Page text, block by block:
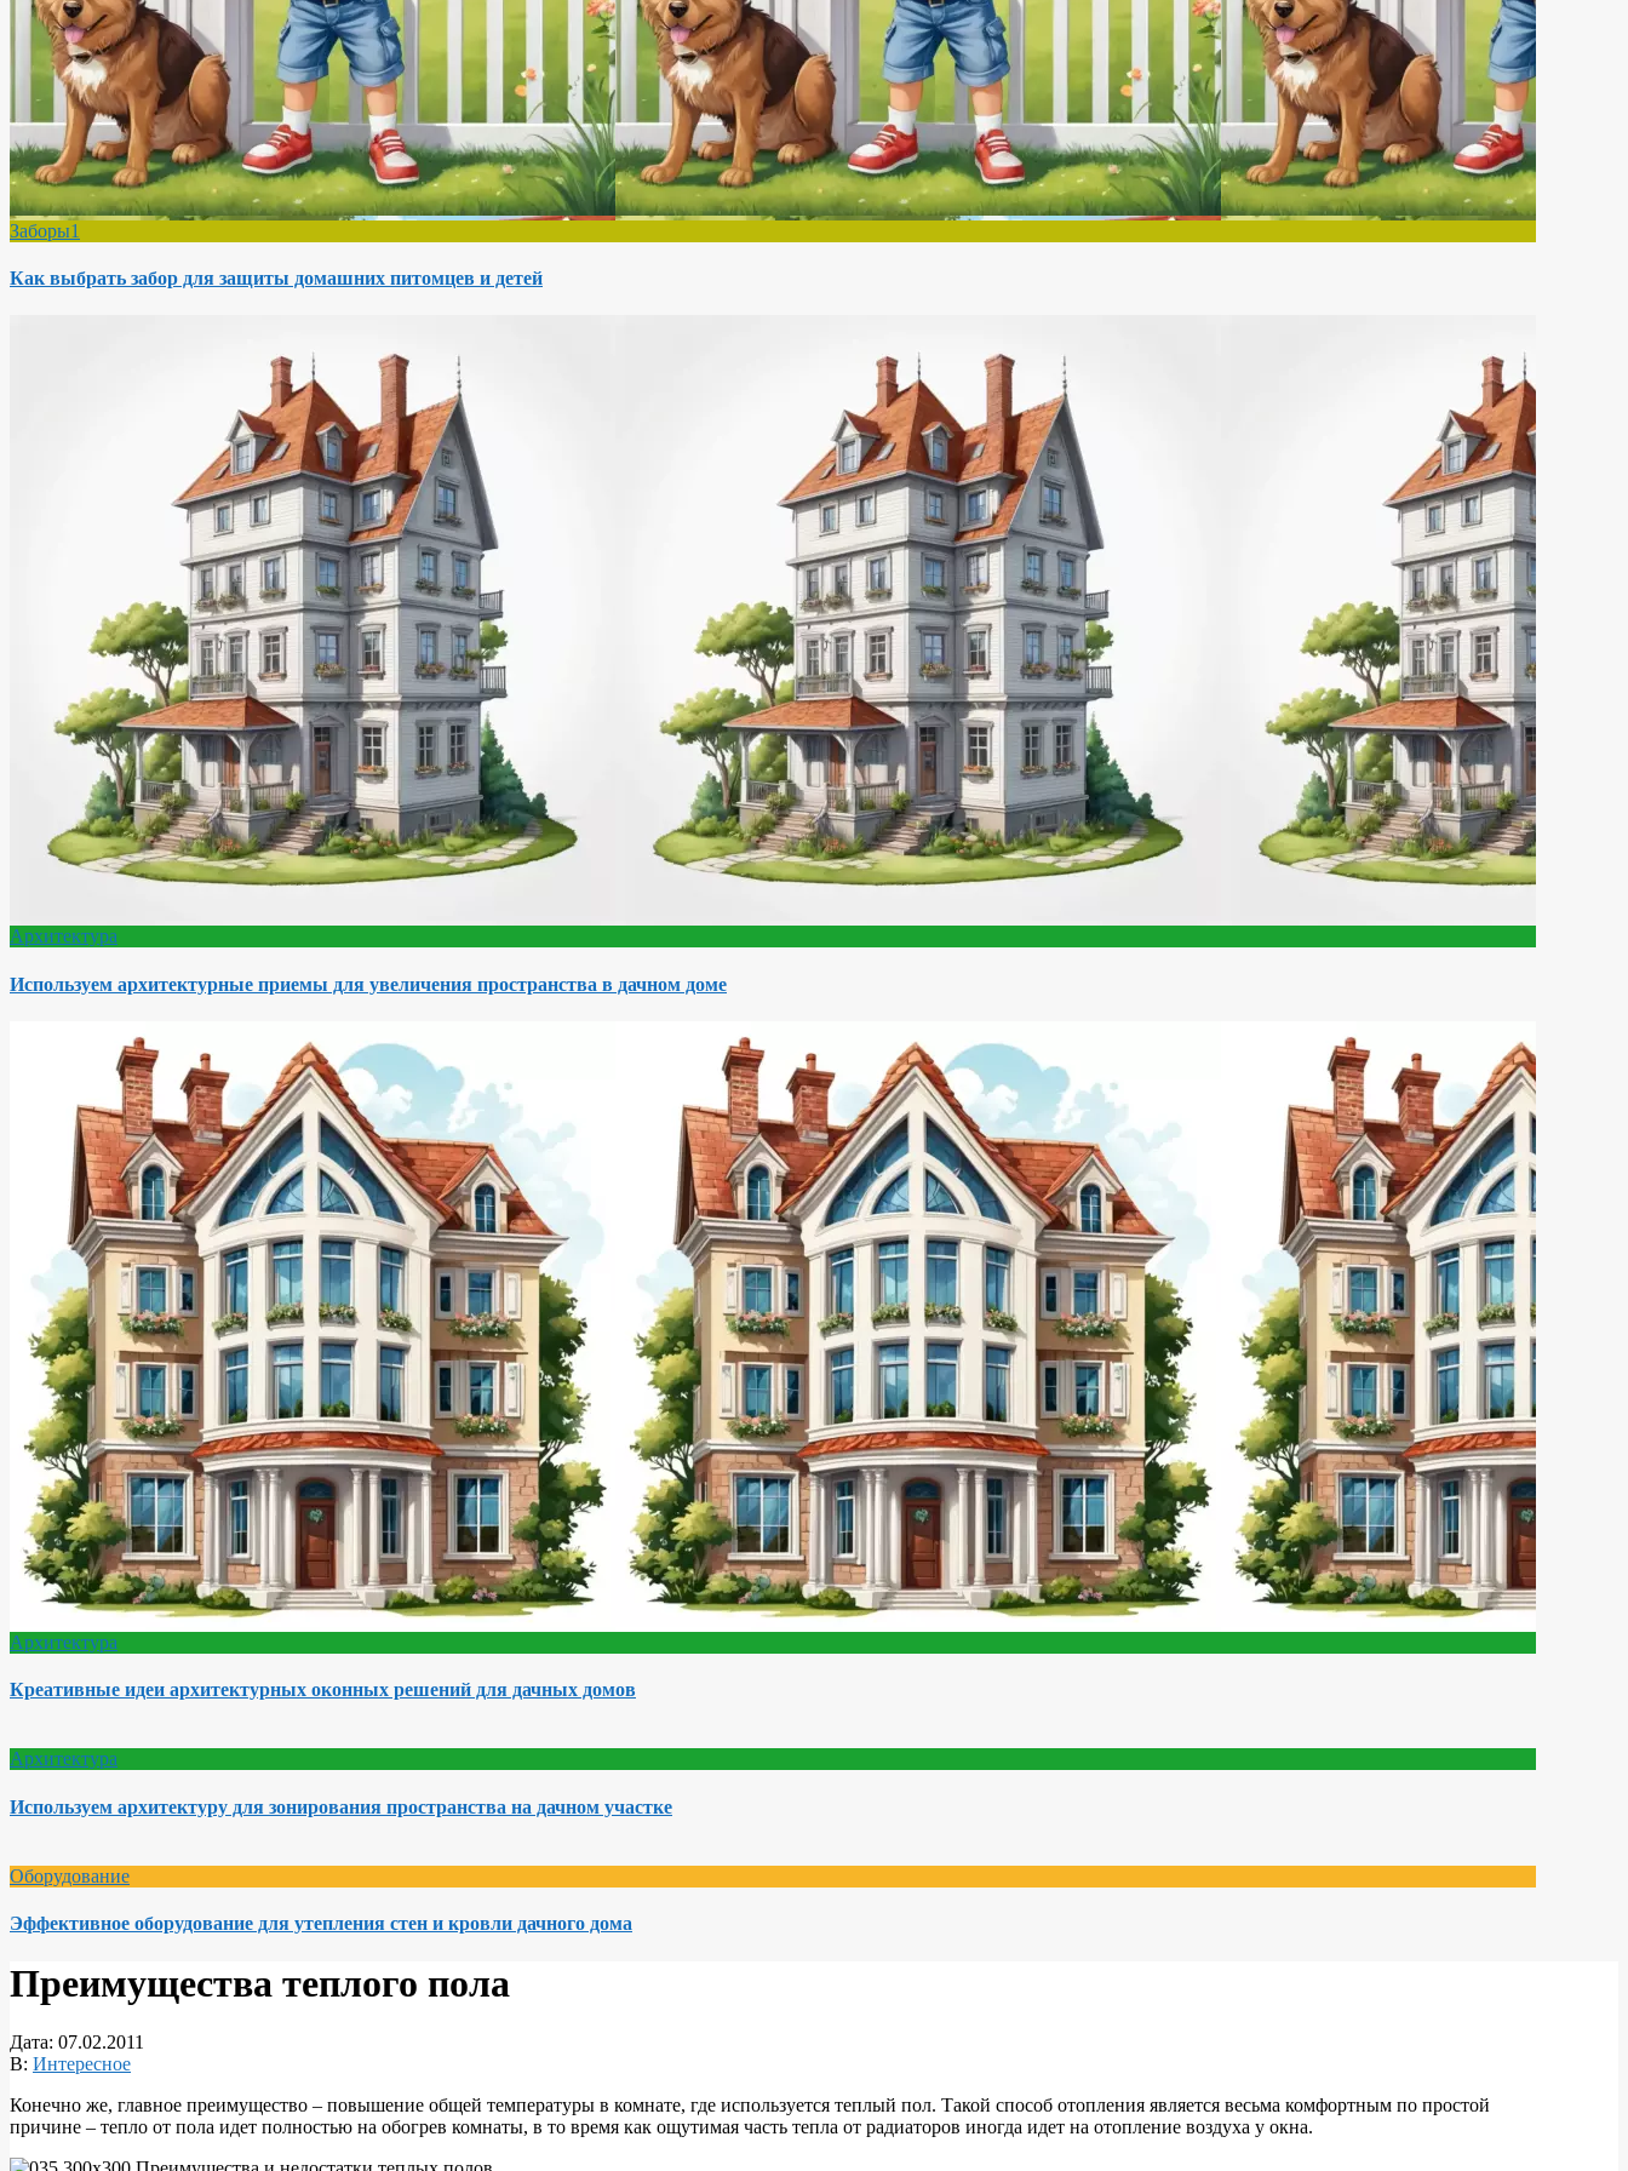
Заборы1
Как выбрать забор для защиты домашних питомцев и детей
Архитектура
Используем архитектурные приемы для увеличения пространства в дачном доме
Архитектура
Креативные идеи архитектурных оконных решений для дачных домов
Архитектура
Используем архитектуру для зонирования пространства на дачном участке
Оборудование
Эффективное оборудование для утепления стен и кровли дачного дома
Преимущества теплого пола
Дата: 07.02.2011
В: Интересное
Конечно же, главное преимущество – повышение общей температуры в комнате, где используется теплый пол. Такой способ отопления является весьма комфортным по простой
причине – тепло от пола идет полностью на обогрев комнаты, в то время как ощутимая часть тепла от радиаторов иногда идет на отопление воздуха у окна.